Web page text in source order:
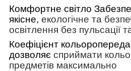
Комфортне світло
якісне, екологічне та
освітлення без пульсації
Коефіцієнт
дозволяє сприймати
предметів максимально